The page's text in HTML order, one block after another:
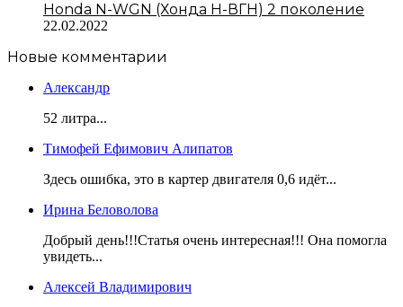
Honda N-WGN (Хонда Н-ВГН) 2 поколение
22.02.2022
Новые комментарии
Александр
52 литра...
Тимофей Ефимович Алипатов
Здесь ошибка, это в картер двигателя 0,6 идёт...
Ирина Беловолова
Добрый день!!!Статья очень интересная!!! Она помогла
увидеть...
Алексей Владимирович